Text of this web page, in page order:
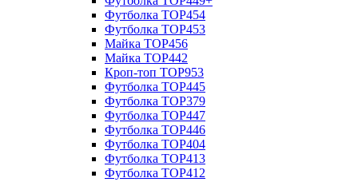
Футболка TOP454
Футболка TOP453
Майка TOP456
Майка TOP442
Кроп-топ TOP953
Футболка TOP445
Футболка TOP379
Футболка TOP447
Футболка TOP446
Футболка TOP404
Футболка TOP413
Футболка TOP412